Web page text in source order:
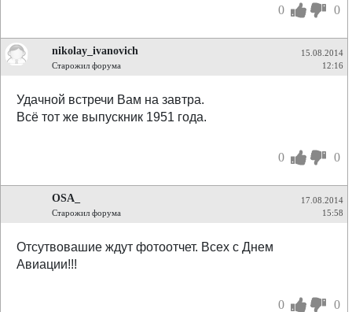
0 0
nikolay_ivanovich
Старожил форума
15.08.2014
12:16
Удачной встречи Вам на завтра.
Всё тот же выпускник 1951 года.
0 0
OSA_
Старожил форума
17.08.2014
15:58
Отсутвовашие ждут фотоотчет. Всех с Днем
Авиации!!!
0 0